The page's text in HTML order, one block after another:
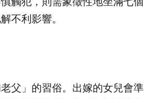
不利影響。
父」的習俗。出嫁的女兒會準